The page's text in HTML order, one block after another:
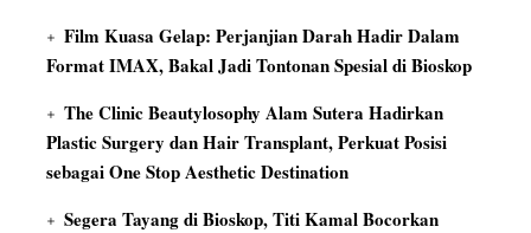
Film Kuasa Gelap: Perjanjian Darah Hadir Dalam
Format IMAX, Bakal Jadi Tontonan Spesial di Bioskop
The Clinic Beautylosophy Alam Sutera Hadirkan
Plastic Surgery dan Hair Transplant, Perkuat Posisi
sebagai One Stop Aesthetic Destination
Segera Tayang di Bioskop, Titi Kamal Bocorkan